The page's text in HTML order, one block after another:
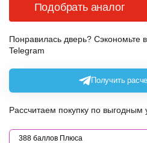
Подобрать аналог
Понравилась дверь? Сэкономьте
Telegram
Получить
Рассчитаем покупку по выгодным
388 баллов Плюса